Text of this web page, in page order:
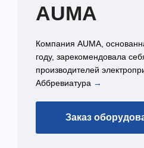
AUMA
Компания AUMA,
году, зарекомендовала
производителей
Аббревиатура →
Заказ